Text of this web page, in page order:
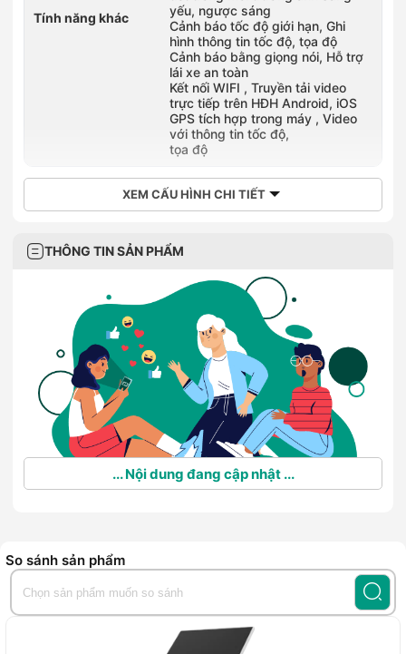
Tính năng khác
yếu, ngược sáng
Cảnh báo tốc độ giới hạn, Ghi
hình thông tin tốc độ, tọa độ
Cảnh báo bằng giọng nói, Hỗ trợ
lái xe an toàn
Kết nối WIFI , Truyền tải video
trực tiếp trên HĐH Android, iOS
GPS tích hợp trong máy , Video
với thông tin tốc độ,
tọa độ
XEM CẤU HÌNH CHI TIẾT
THÔNG TIN SẢN PHẨM
... Nội dung đang cập nhật ...
So sánh sản phẩm